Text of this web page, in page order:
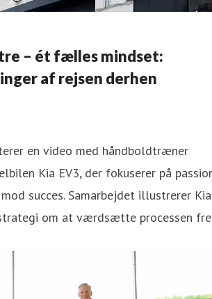
– ét fælles mindset:
af rejsen derhen
en video med håndboldtræner
Kia EV3, der fokuserer på
succes. Samarbejdet illustrerer
om at værdsætte processen